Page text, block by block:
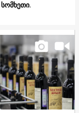
სომხეთი.